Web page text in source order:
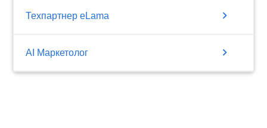
Техпартнер eLama chevron_right
AI Маркетолог chevron_right